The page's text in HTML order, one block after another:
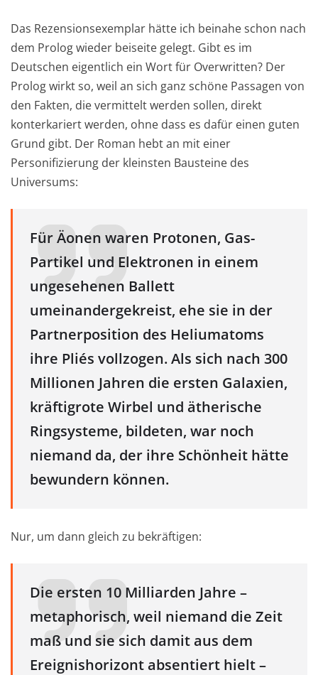
Das Rezensionsexemplar hätte ich beinahe schon nach
dem Prolog wieder beiseite gelegt. Gibt es im
Deutschen eigentlich ein Wort für Overwritten? Der
Prolog wirkt so, weil an sich ganz schöne Passagen von
den Fakten, die vermittelt werden sollen, direkt
konterkariert werden, ohne dass es dafür einen guten
Grund gibt. Der Roman hebt an mit einer
Personifizierung der kleinsten Bausteine des
Universums:
Für Äonen waren Protonen, Gas-
Partikel und Elektronen in einem
ungesehenen Ballett
umeinandergekreist, ehe sie in der
Partnerposition des Heliumatoms
ihre Pliés vollzogen. Als sich nach 300
Millionen Jahren die ersten Galaxien,
kräftigrote Wirbel und ätherische
Ringsysteme, bildeten, war noch
niemand da, der ihre Schönheit hätte
bewundern können.
Nur, um dann gleich zu bekräftigen:
Die ersten 10 Milliarden Jahre –
metaphorisch, weil niemand die Zeit
maß und sie sich damit aus dem
Ereignishorizont absentiert hielt –